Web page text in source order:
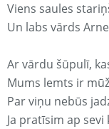
Viens saules
Un labs vārds
Ar vārdu šūpulī,
Mums lemts ir
Par viņu nebūs
Ja pratīsim ap sevi